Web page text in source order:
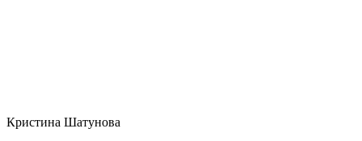
Кристина Шатунова